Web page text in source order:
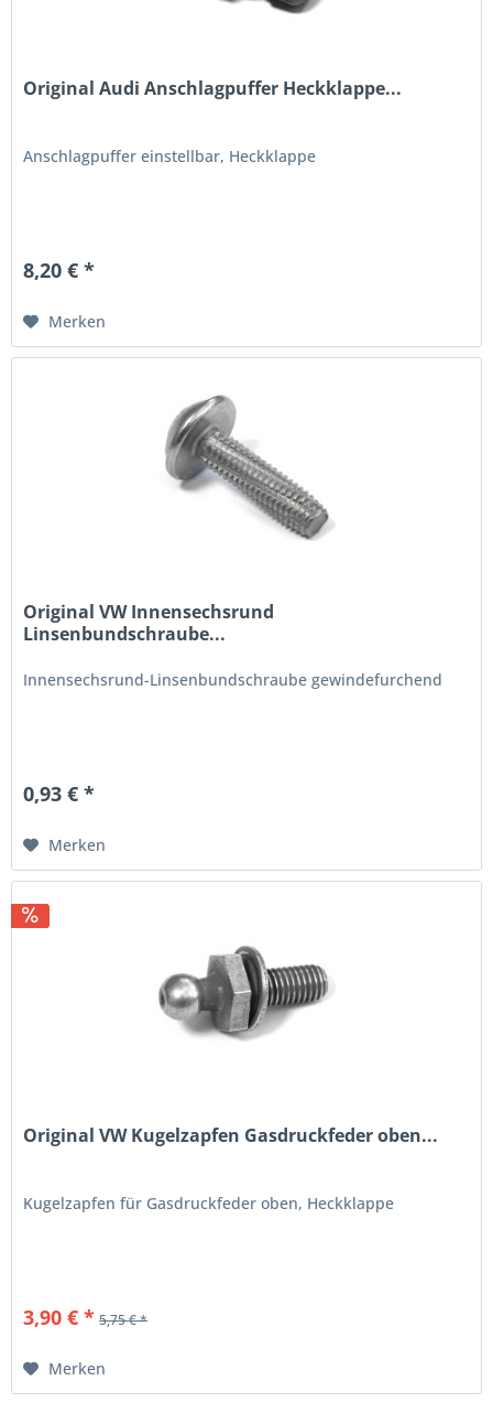
Original Audi Anschlagpuffer Heckklappe...
Anschlagpuffer einstellbar, Heckklappe
8,20 € *
Merken
Original VW Innensechsrund
Linsenbundschraube...
Innensechsrund-Linsenbundschraube gewindefurchend
0,93 € *
Merken
Original VW Kugelzapfen Gasdruckfeder oben...
Kugelzapfen für Gasdruckfeder oben, Heckklappe
3,90 € * 5,75 € *
Merken